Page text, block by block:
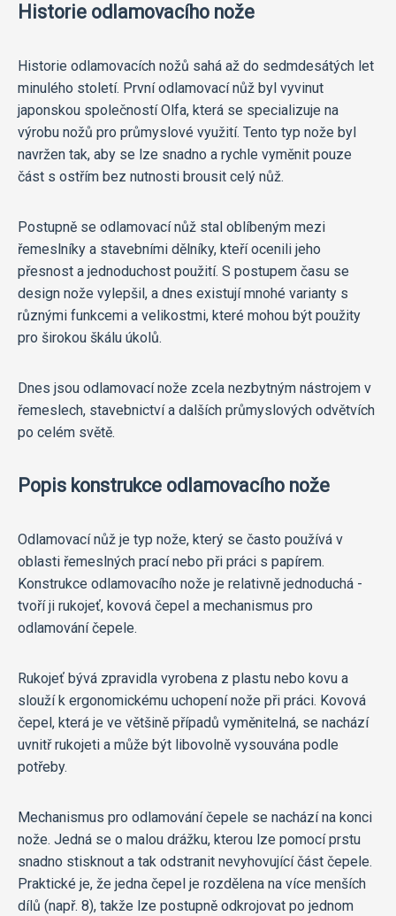
Historie odlamovacího nože
Historie odlamovacích nožů sahá až do sedmdesátých let
minulého století. První odlamovací nůž byl vyvinut
japonskou společností Olfa, která se specializuje na
výrobu nožů pro průmyslové využití. Tento typ nože byl
navržen tak, aby se lze snadno a rychle vyměnit pouze
část s ostřím bez nutnosti brousit celý nůž.
Postupně se odlamovací nůž stal oblíbeným mezi
řemeslníky a stavebními dělníky, kteří ocenili jeho
přesnost a jednoduchost použití. S postupem času se
design nože vylepšil, a dnes existují mnohé varianty s
různými funkcemi a velikostmi, které mohou být použity
pro širokou škálu úkolů.
Dnes jsou odlamovací nože zcela nezbytným nástrojem v
řemeslech, stavebnictví a dalších průmyslových odvětvích
po celém světě.
Popis konstrukce odlamovacího nože
Odlamovací nůž je typ nože, který se často používá v
oblasti řemeslných prací nebo při práci s papírem.
Konstrukce odlamovacího nože je relativně jednoduchá -
tvoří ji rukojeť, kovová čepel a mechanismus pro
odlamování čepele.
Rukojeť bývá zpravidla vyrobena z plastu nebo kovu a
slouží k ergonomickému uchopení nože při práci. Kovová
čepel, která je ve většině případů vyměnitelná, se nachází
uvnitř rukojeti a může být libovolně vysouvána podle
potřeby.
Mechanismus pro odlamování čepele se nachází na konci
nože. Jedná se o malou drážku, kterou lze pomocí prstu
snadno stisknout a tak odstranit nevyhovující část čepele.
Praktické je, že jedna čepel je rozdělena na více menších
dílů (např. 8), takže lze postupně odkrojovat po jednom